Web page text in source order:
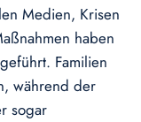
Medien, Krisen
haben
Familien
während der
sogar